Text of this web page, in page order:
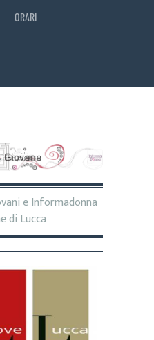
ORARI
e Informadonna
di Lucca